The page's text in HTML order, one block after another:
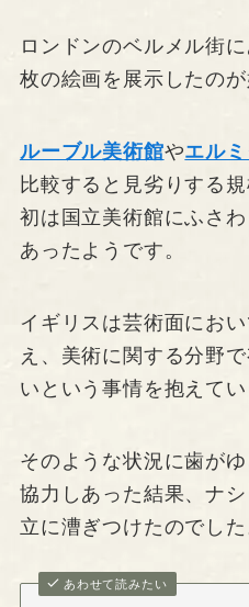
ロンドンのベルメル街
枚の絵画を展示したのが
ルーブル美術館やエル
比較すると見劣りする
初は国立美術館にふさ
あったようです。
イギリスは芸術面にお
え、美術に関する分野
いという事情を抱えてい
そのような状況に歯が
協力しあった結果、ナ
立に漕ぎつけたのでした
あわせて読みたい